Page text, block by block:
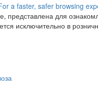
для
исключительно в